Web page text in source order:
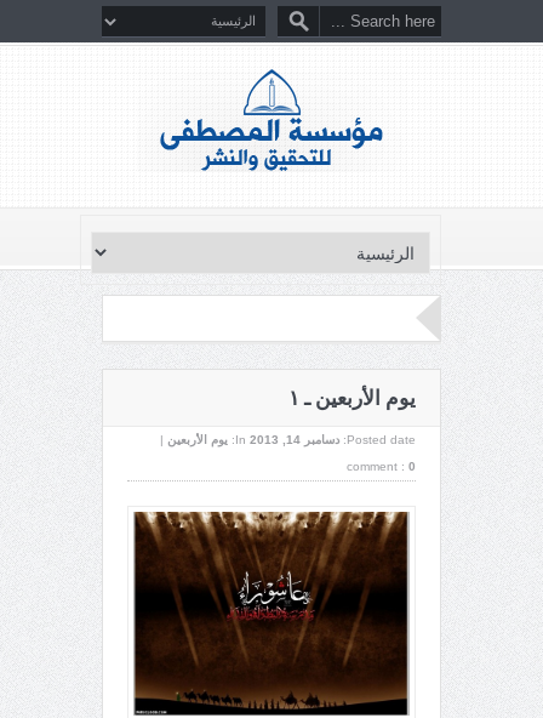
يوم الأربعين ـ ١
Posted date: دسامبر 14, 2013 In: يوم الأربعين |
comment : 0